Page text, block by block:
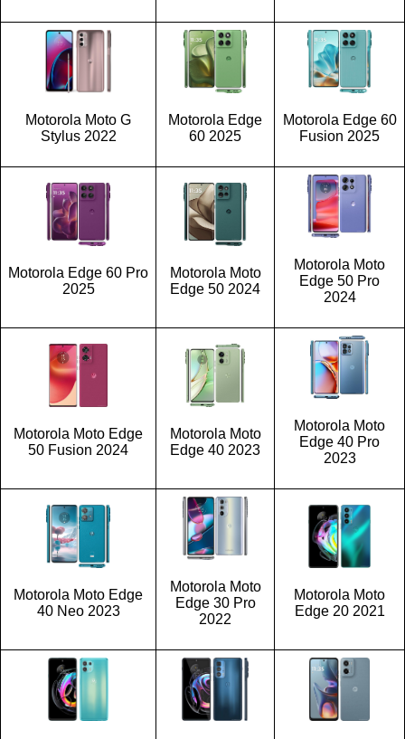
Motorola Moto G
Stylus 2022
Motorola Edge
60 2025
Motorola Edge 60
Fusion 2025
Motorola Edge 60 Pro
2025
Motorola Moto
Edge 50 2024
Motorola Moto
Edge 50 Pro
2024
Motorola Moto Edge
50 Fusion 2024
Motorola Moto
Edge 40 2023
Motorola Moto
Edge 40 Pro
2023
Motorola Moto Edge
40 Neo 2023
Motorola Moto
Edge 30 Pro
2022
Motorola Moto
Edge 20 2021